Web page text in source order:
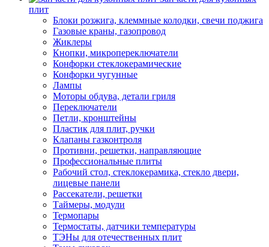
плит
Блоки розжига, клеммные колодки, свечи поджига
Газовые краны, газопровод
Жиклеры
Кнопки, микропереключатели
Конфорки стеклокерамические
Конфорки чугунные
Лампы
Моторы обдува, детали гриля
Переключатели
Петли, кронштейны
Пластик для плит, ручки
Клапаны газконтроля
Противни, решетки, направляющие
Профессиональные плиты
Рабочий стол, стеклокерамика, стекло двери,
лицевые панели
Рассекатели, решетки
Таймеры, модули
Термопары
Термостаты, датчики температуры
ТЭНы для отечественных плит